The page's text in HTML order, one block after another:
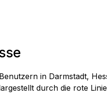
in Darmstadt,
durch die rote